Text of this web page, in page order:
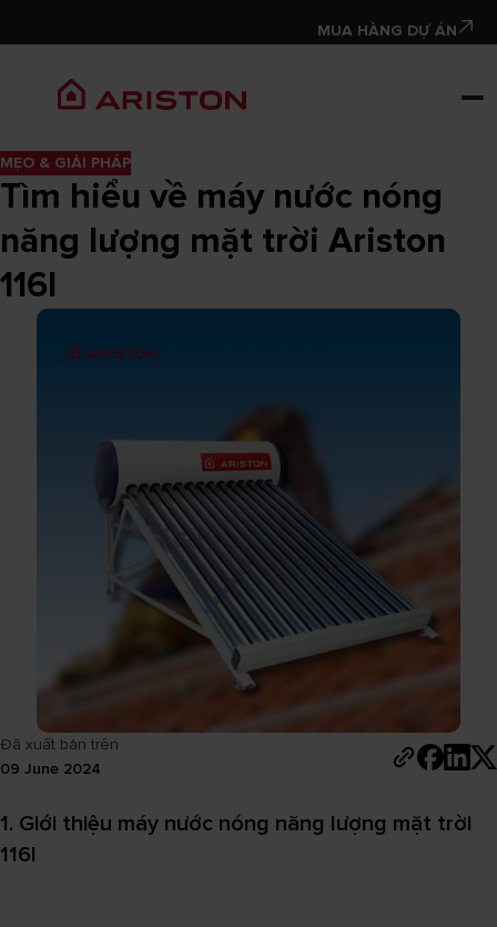
MUA HÀNG DỰ ÁN
MẸO & GIẢI PHÁP
Tìm hiểu về máy nước nóng
năng lượng mặt trời Ariston
116l
Đã xuất bản trên
09 June 2024
1. Giới thiệu máy nước nóng năng lượng mặt trời
116l